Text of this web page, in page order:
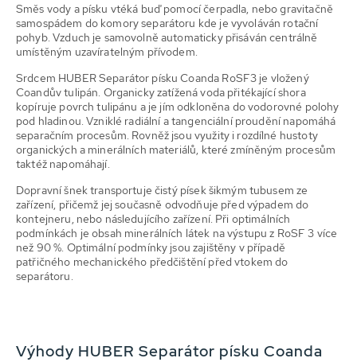
Směs vody a písku vtéká buď pomocí čerpadla, nebo gravitačně
samospádem do komory separátoru kde je vyvoláván rotační
pohyb. Vzduch je samovolně automaticky přisáván centrálně
umístěným uzavíratelným přívodem.
Srdcem HUBER Separátor písku Coanda RoSF3 je vložený
Coandův tulipán. Organicky zatížená voda přitékající shora
kopíruje povrch tulipánu a je jím odkloněna do vodorovné polohy
pod hladinou. Vzniklé radiální a tangenciální proudění napomáhá
separačním procesům. Rovněž jsou využity i rozdílné hustoty
organických a minerálních materiálů, které zmíněným procesům
taktéž napomáhají.
Dopravní šnek transportuje čistý písek šikmým tubusem ze
zařízení, přičemž jej současně odvodňuje před výpadem do
kontejneru, nebo následujícího zařízení. Při optimálních
podmínkách je obsah minerálních látek na výstupu z RoSF 3 více
než 90 %. Optimální podmínky jsou zajištěny v případě
patřičného mechanického předčištění před vtokem do
separátoru.
Výhody HUBER Separátor písku Coanda